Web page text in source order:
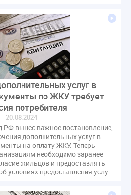
услуг в
по ЖКУ требует
потребителя
20.08.2024
РФ вынес важное постановление,
дополнительных услуг в
на оплату ЖКУ. Теперь
необходимо заранее
жильцов и предоставлять
условиях предоставления услуг.